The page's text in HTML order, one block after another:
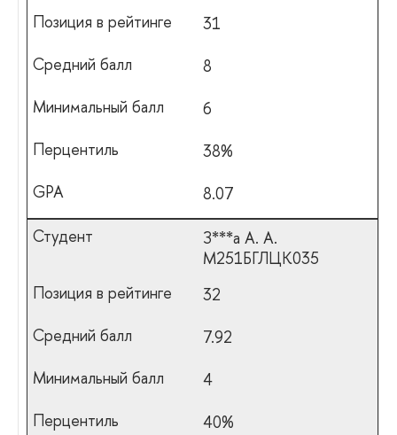
31
8
6
38%
8.07
З***а А. А.
М251БГЛЦК035
32
7.92
4
40%